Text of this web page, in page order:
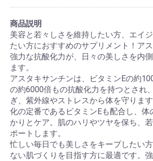
商品説明
美容と若々しさを維持したい方、エイ
たい方におすすめのサプリメント！ア
強力な抗酸化力が、日々の美しさを内
ます。
アスタキサンチンは、ビタミンEの約
の約6000倍もの抗酸化力を持つとされ
ぎ、紫外線やストレスから体を守りま
化の定番であるビタミンEも配合し、体
かりとケア。肌のハリやツヤを保ち、
ポートします。
忙しい毎日でも美しさをキープしたい
ない肌づくりを目指す方に最適です。